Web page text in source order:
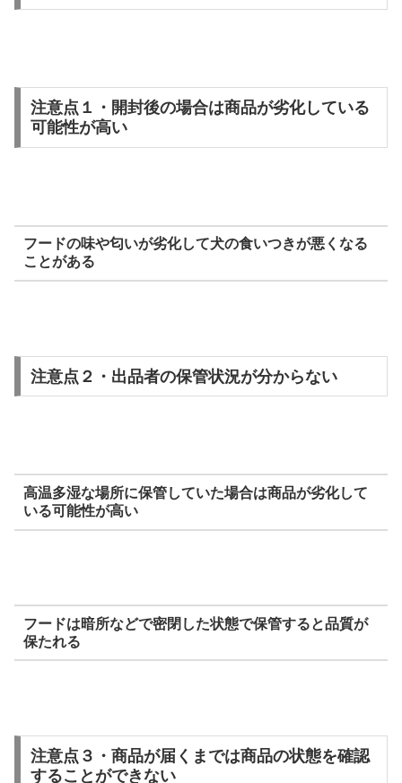
注意点１・開封後の場合は商品が劣化している
可能性が高い
フードの味や匂いが劣化して犬の食いつきが悪くなる
ことがある
注意点２・出品者の保管状況が分からない
高温多湿な場所に保管していた場合は商品が劣化して
いる可能性が高い
フードは暗所などで密閉した状態で保管すると品質が
保たれる
注意点３・商品が届くまでは商品の状態を確認
することができない